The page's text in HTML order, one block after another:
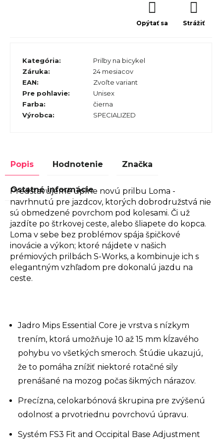
Kategória:
Prilby na bicykel
Záruka:
24 mesiacov
EAN:
Zvoľte variant
Pre pohlavie:
Unisex
Farba:
čierna
Výrobca: SPECIALIZED
Opýtať sa Strážiť
Popis Hodnotenie Značka
Ostatné informácie
Predstavujeme úplne novú prilbu Loma -
navrhnutú pre jazdcov, ktorých dobrodružstvá nie
sú obmedzené povrchom pod kolesami. Či už
jazdíte po štrkovej ceste, alebo šliapete do kopca.
Loma v sebe bez problémov spája špičkové
inovácie a výkon; ktoré nájdete v našich
prémiových prilbách S-Works, a kombinuje ich s
elegantným vzhľadom pre dokonalú jazdu na
ceste.
Jadro Mips Essential Core je vrstva s nízkym
trením, ktorá umožňuje 10 až 15 mm kĺzavého
pohybu vo všetkých smeroch. Štúdie ukazujú,
že to pomáha znížiť niektoré rotačné sily
prenášané na mozog počas šikmých nárazov.
Precízna, celokarbónová škrupina pre zvýšenú
odolnosť a prvotriednu povrchovú úpravu.
Systém FS3 Fit and Occipital Base Adjustment